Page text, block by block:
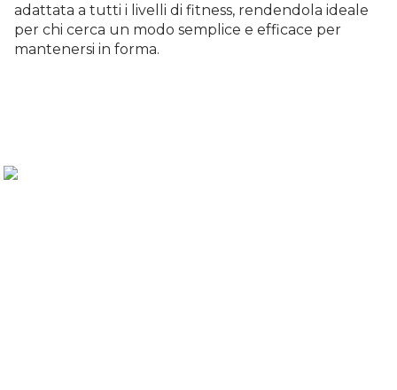
adattata a tutti i livelli di fitness, rendendola ideale
per chi cerca un modo semplice e efficace per
mantenersi in forma.